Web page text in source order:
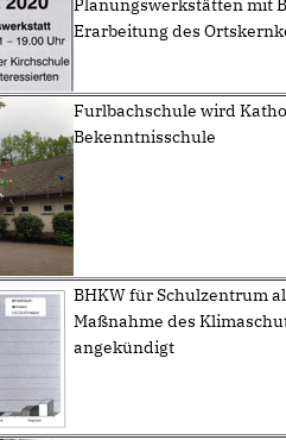
Planungswerkstätten mit
Erarbeitung des
Furlbachschule wird
Bekenntnisschule
BHKW für Schulzentrum
Maßnahme des
angekündigt